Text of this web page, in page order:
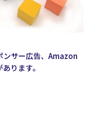
ンサー広告、Amazon
ります。